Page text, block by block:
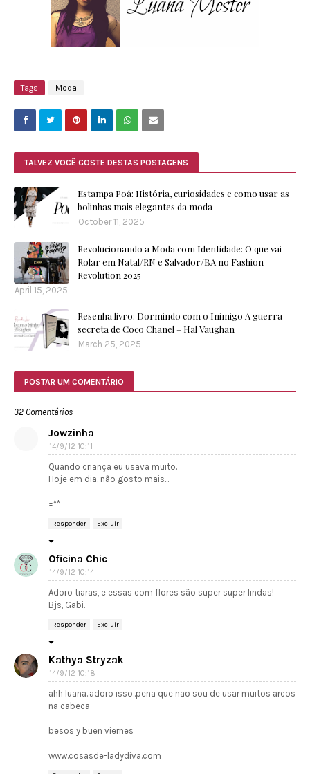
Tags Moda
TALVEZ VOCÊ GOSTE DESTAS POSTAGENS
Estampa Poá: História, curiosidades e como usar as
bolinhas mais elegantes da moda
October 11, 2025
Revolucionando a Moda com Identidade: O que vai
Rolar em Natal/RN e Salvador/BA no Fashion
Revolution 2025
April 15, 2025
Resenha livro: Dormindo com o Inimigo A guerra
secreta de Coco Chanel – Hal Vaughan
March 25, 2025
POSTAR UM COMENTÁRIO
32 Comentários
Jowzinha
14/9/12 10:11
Quando criança eu usava muito.
Hoje em dia, não gosto mais...
=**
Responder Excluir
Oficina Chic
14/9/12 10:14
Adoro tiaras, e essas com flores são super super lindas!
Bjs, Gabi.
Responder Excluir
Kathya Stryzak
14/9/12 10:18
ahh luana..adoro isso..pena que nao sou de usar muitos arcos
na cabeca
besos y buen viernes
www.cosasde-ladydiva.com